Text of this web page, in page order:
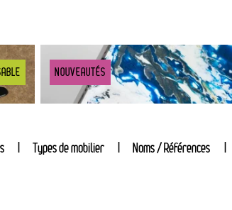
NOUVEAUTÉS
Types de mobilier Noms / Références